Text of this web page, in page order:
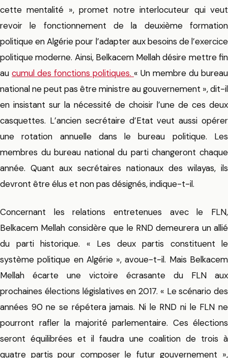
cette mentalité », promet notre interlocuteur qui veut
revoir le fonctionnement de la deuxième formation
politique en Algérie pour l’adapter aux besoins de l’exercice
politique moderne. Ainsi, Belkacem Mellah désire mettre fin
au cumul des fonctions politiques. « Un membre du bureau
national ne peut pas être ministre au gouvernement », dit-il
en insistant sur la nécessité de choisir l’une de ces deux
casquettes. L’ancien secrétaire d’Etat veut aussi opérer
une rotation annuelle dans le bureau politique. Les
membres du bureau national du parti changeront chaque
année. Quant aux secrétaires nationaux des wilayas, ils
devront être élus et non pas désignés, indique-t-il.
Concernant les relations entretenues avec le FLN,
Belkacem Mellah considère que le RND demeurera un allié
du parti historique. « Les deux partis constituent le
système politique en Algérie », avoue-t-il. Mais Belkacem
Mellah écarte une victoire écrasante du FLN aux
prochaines élections législatives en 2017. « Le scénario des
années 90 ne se répétera jamais. Ni le RND ni le FLN ne
pourront rafler la majorité parlementaire. Ces élections
seront équilibrées et il faudra une coalition de trois à
quatre partis pour composer le futur gouvernement »,